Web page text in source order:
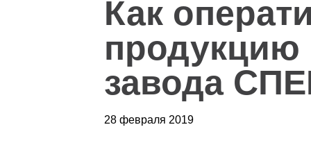
Как
продукцию
завода
28 февраля 2019